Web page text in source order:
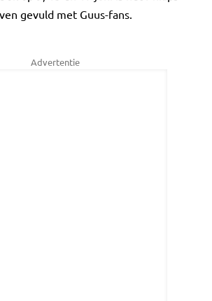
gevuld met Guus-fans.
Advertentie